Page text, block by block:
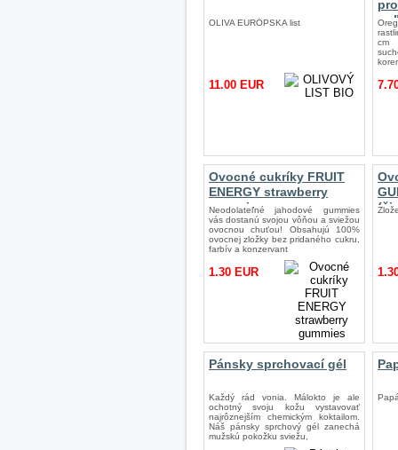
OLIVA EURÓPSKA list
11.00 EUR
cm
Ovocné cukríky FRUIT
ENERGY strawberry
gummies
Neodolateľné jahodové gummies
vás dostanú svojou vôňou a sviežou
ovocnou chuťou! Obsahujú 100%
ovocnej zložky bez pridaného cukru,
farbív a konzervant
1.30 EUR
Pánsky sprchovací gél
Každý rád vonia. Málokto je ale
ochotný svoju kožu vystavovať
najrôznejším chemickým koktailom.
Náš pánsky sprchový gél zanechá
mužskú pokožku sviežu,